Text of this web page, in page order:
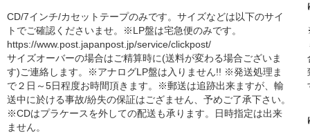
CD/7インチ/カセットテープのみです。サイズなどは以下のサイ
トでご確認くださいませ。※LP盤は宅急便のみです。
https://www.post.japanpost.jp/service/clickpost/
サイズオーバーの場合はご精算時に(送料が変わる場合ございま
す)ご連絡します。※アナログLP盤は入りません!! ※発送処理ま
で２日～5日程度お時間頂きます。※郵送は追跡出来ますが、輸
送中に於ける事故/紛失の保証はござません、予めご了承下さい。
※CDはプラケースを外しての配送も承ります。日時指定は出来
ません。